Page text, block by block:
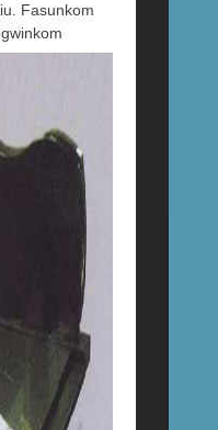
Fasunkom